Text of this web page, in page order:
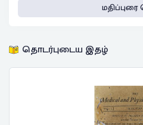
தொடர்புடைய இதழ்